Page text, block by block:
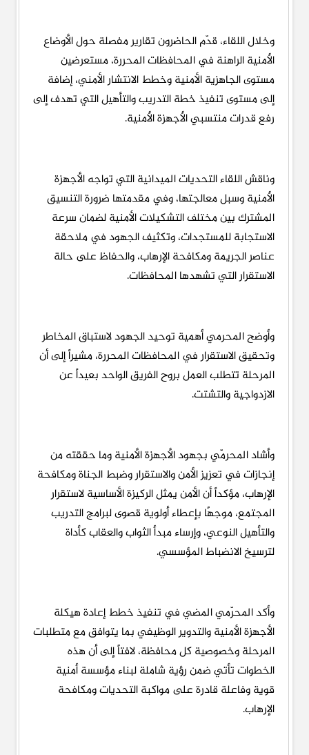
وخلال اللقاء، قدّم الحاضرون تقارير مفصلة حول الأوضاع
الأمنية الراهنة في المحافظات المحررة، مستعرضين
مستوى الجاهزية الأمنية وخطط الانتشار الأمني، إضافة
إلى مستوى تنفيذ خطة التدريب والتأهيل التي تهدف إلى
رفع قدرات منتسبي الأجهزة الأمنية.
وناقش اللقاء التحديات الميدانية التي تواجه الأجهزة
الأمنية وسبل معالجتها، وفي مقدمتها ضرورة التنسيق
المشترك بين مختلف التشكيلات الأمنية لضمان سرعة
الاستجابة للمستجدات، وتكثيف الجهود في ملاحقة
عناصر الجريمة ومكافحة الإرهاب، والحفاظ على حالة
الاستقرار التي تشهدها المحافظات.
وأوضح المحرمي أهمية توحيد الجهود لاستباق المخاطر
وتحقيق الاستقرار في المحافظات المحررة، مشيراً إلى أن
المرحلة تتطلب العمل بروح الفريق الواحد بعيداً عن
الازدواجية والتشتت.
وأشاد المحرمّي بجهود الأجهزة الأمنية وما حققته من
إنجازات في تعزيز الأمن والاستقرار وضبط الجناة ومكافحة
الإرهاب، مؤكداً أن الأمن يمثل الركيزة الأساسية لاستقرار
المجتمع، موجهًا بإعطاء أولوية قصوى لبرامج التدريب
والتأهيل النوعي، وإرساء مبدأ الثواب والعقاب كأداة
لترسيخ الانضباط المؤسسي.
وأكد المحرّمي المضي في تنفيذ خطط إعادة هيكلة
الأجهزة الأمنية والتدوير الوظيفي بما يتوافق مع متطلبات
المرحلة وخصوصية كل محافظة، لافتاً إلى أن هذه
الخطوات تأتي ضمن رؤية شاملة لبناء مؤسسة أمنية
قوية وفاعلة قادرة على مواكبة التحديات ومكافحة
الإرهاب.